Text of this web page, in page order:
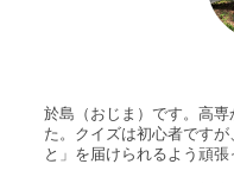
於島（おじま）です。高
た。クイズは初心者です
と」を届けられるよう頑張